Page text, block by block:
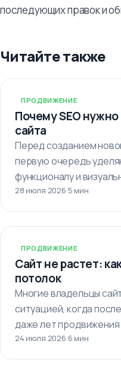
последующих правок и
Читайте также
ПРОДВИЖЕНИЕ
Почему SEO
сайта
Перед созданием
первую очередь
функционалу и
важно…
28 июля 2026·5 мин
ПРОДВИЖЕНИЕ
Сайт не растет:
потолок
Многие владельцы
ситуацией, когда
даже лет
улучшаться. Кажется,…
24 июля 2026·6 мин